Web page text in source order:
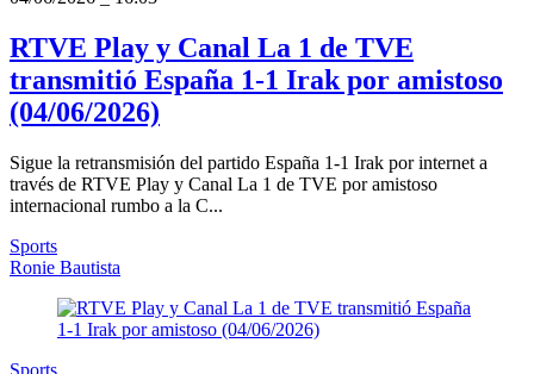
RTVE Play y Canal La 1 de TVE
transmitió España 1-1 Irak por amistoso
(04/06/2026)
Sigue la retransmisión del partido España 1-1 Irak por internet a
través de RTVE Play y Canal La 1 de TVE por amistoso
internacional rumbo a la C...
Sports
Ronie Bautista
Sports